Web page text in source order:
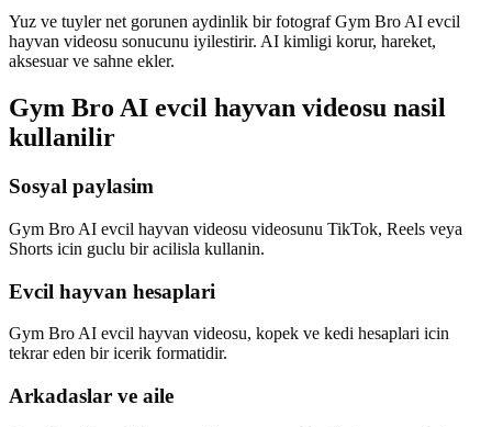
Yuz ve tuyler net gorunen aydinlik bir fotograf Gym Bro AI evcil
hayvan videosu sonucunu iyilestirir. AI kimligi korur, hareket,
aksesuar ve sahne ekler.
Gym Bro AI evcil hayvan videosu nasil
kullanilir
Sosyal paylasim
Gym Bro AI evcil hayvan videosu videosunu TikTok, Reels veya
Shorts icin guclu bir acilisla kullanin.
Evcil hayvan hesaplari
Gym Bro AI evcil hayvan videosu, kopek ve kedi hesaplari icin
tekrar eden bir icerik formatidir.
Arkadaslar ve aile